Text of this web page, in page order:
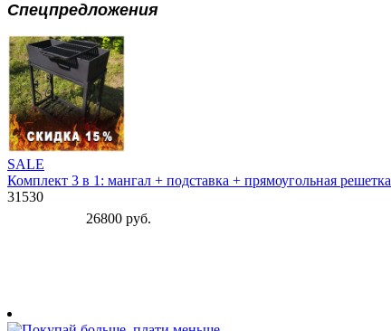
Спецпредложения
SALE
Комплект 3 в 1: мангал + подставка + прямоугольная решетка
31530
26800 руб.